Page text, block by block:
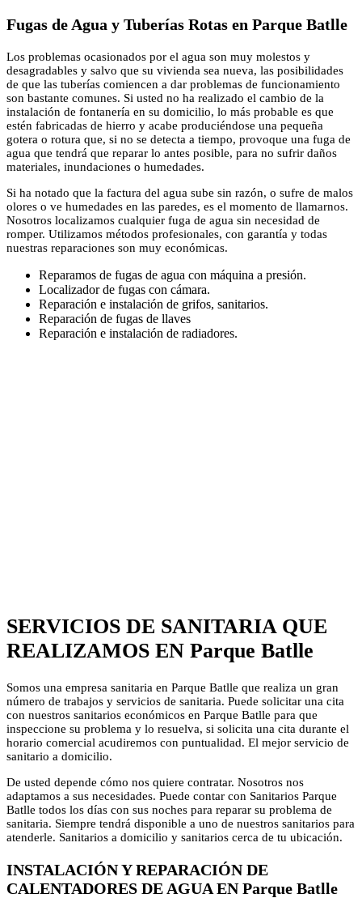
Fugas de Agua y Tuberías Rotas en Parque Batlle
Los problemas ocasionados por el agua son muy molestos y
desagradables y salvo que su vivienda sea nueva, las posibilidades
de que las tuberías comiencen a dar problemas de funcionamiento
son bastante comunes. Si usted no ha realizado el cambio de la
instalación de fontanería en su domicilio, lo más probable es que
estén fabricadas de hierro y acabe produciéndose una pequeña
gotera o rotura que, si no se detecta a tiempo, provoque una fuga de
agua que tendrá que reparar lo antes posible, para no sufrir daños
materiales, inundaciones o humedades.
Si ha notado que la factura del agua sube sin razón, o sufre de malos
olores o ve humedades en las paredes, es el momento de llamarnos.
Nosotros localizamos cualquier fuga de agua sin necesidad de
romper. Utilizamos métodos profesionales, con garantía y todas
nuestras reparaciones son muy económicas.
Reparamos de fugas de agua con máquina a presión.
Localizador de fugas con cámara.
Reparación e instalación de grifos, sanitarios.
Reparación de fugas de llaves
Reparación e instalación de radiadores.
SERVICIOS DE SANITARIA QUE
REALIZAMOS EN Parque Batlle
Somos una empresa sanitaria en Parque Batlle que realiza un gran
número de trabajos y servicios de sanitaria. Puede solicitar una cita
con nuestros sanitarios económicos en Parque Batlle para que
inspeccione su problema y lo resuelva, si solicita una cita durante el
horario comercial acudiremos con puntualidad. El mejor servicio de
sanitario a domicilio.
De usted depende cómo nos quiere contratar. Nosotros nos
adaptamos a sus necesidades. Puede contar con Sanitarios Parque
Batlle todos los días con sus noches para reparar su problema de
sanitaria. Siempre tendrá disponible a uno de nuestros sanitarios para
atenderle. Sanitarios a domicilio y sanitarios cerca de tu ubicación.
INSTALACIÓN Y REPARACIÓN DE
CALENTADORES DE AGUA EN Parque Batlle